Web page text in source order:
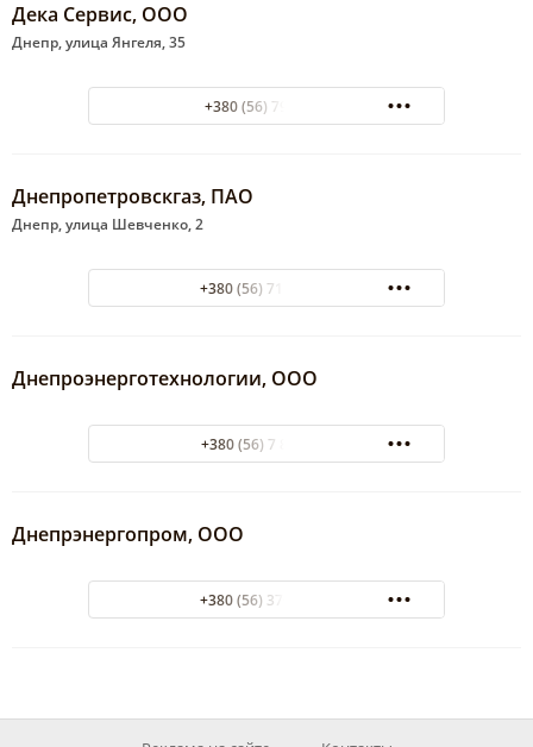
Дека Сервис, ООО
Днепр, улица Янгеля, 35
+380 (56) 7922127
Днепропетровскгаз, ПАО
Днепр, улица Шевченко, 2
+380 (56) 713-55-67
Днепроэнерготехнологии, ООО
+380 (56) 7 856 776
Днепрэнергопром, ООО
+380 (56) 370-40-64